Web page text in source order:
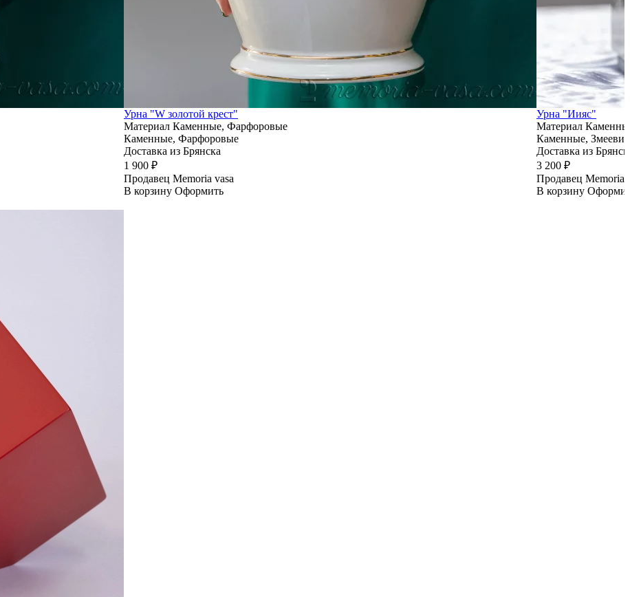
Урна "W золотой крест"
Материал Каменные, Фарфоровые
Каменные, Фарфоровые
Доставка из Брянска
1 900 ₽
Продавец Memoria vasa
В корзину Оформить
Урна "Иияс"
Материал
Каменные, Змеевик
Доставка из
3 200 ₽
Продавец Memoria
В корзину